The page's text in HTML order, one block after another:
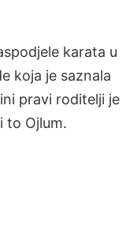
karata u
koja je saznala
pravi roditelji je
to Ojlum.